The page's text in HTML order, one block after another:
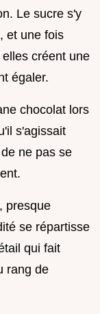
Le sucre s'y
et une fois
créent une
égaler.
chocolat lors
s'agissait
ne pas se
presque
se répartisse
qui fait
rang de